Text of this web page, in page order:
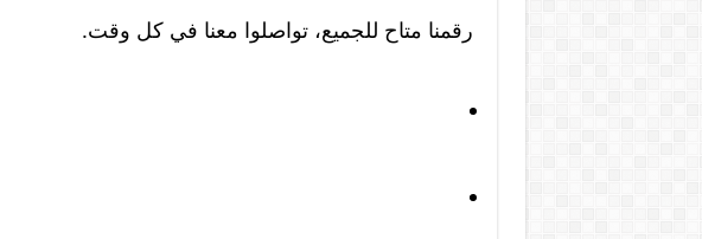
رقمنا متاح للجميع، تواصلوا معنا في كل وقت.